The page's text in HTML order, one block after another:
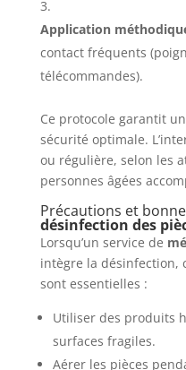
Application
contact fréquents
télécommandes).
Ce protocole garantit
sécurité optimale.
ou régulière, selon les
personnes âgées
Précautions et
désinfection des
Lorsqu’un service de
intègre la désinfection,
sont essentielles :
Utiliser des produits
surfaces fragiles.
Aérer les pièces